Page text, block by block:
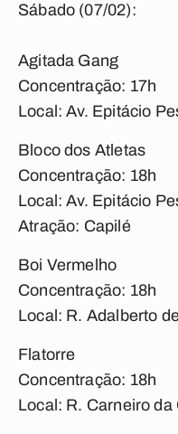
Sábado (07/02):
Agitada Gang
Concentração: 17h
Local: Av. Epitácio
Bloco dos Atletas
Concentração: 18h
Local: Av. Epitácio
Atração: Capilé
Boi Vermelho
Concentração: 18h
Local: R. Adalberto
Flatorre
Concentração: 18h
Local: R. Carneiro da